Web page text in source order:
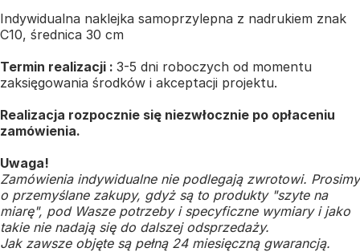
Indywidualna naklejka samoprzylepna z nadrukiem znak
C10, średnica 30 cm
Termin realizacji : 3-5 dni roboczych od momentu
zaksięgowania środków i akceptacji projektu.
Realizacja rozpocznie się niezwłocznie po opłaceniu
zamówienia.
Uwaga!
Zamówienia indywidualne nie podlegają zwrotowi. Prosimy
o przemyślane zakupy, gdyż są to produkty "szyte na
miarę", pod Wasze potrzeby i specyficzne wymiary i jako
takie nie nadają się do dalszej odsprzedaży.
Jak zawsze objęte są pełną 24 miesięczną gwarancją.